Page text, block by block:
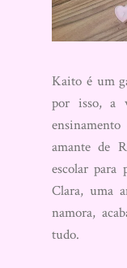
Kaito é um
por isso, a
amante de
escolar para
Clara, uma
namora,
tudo.